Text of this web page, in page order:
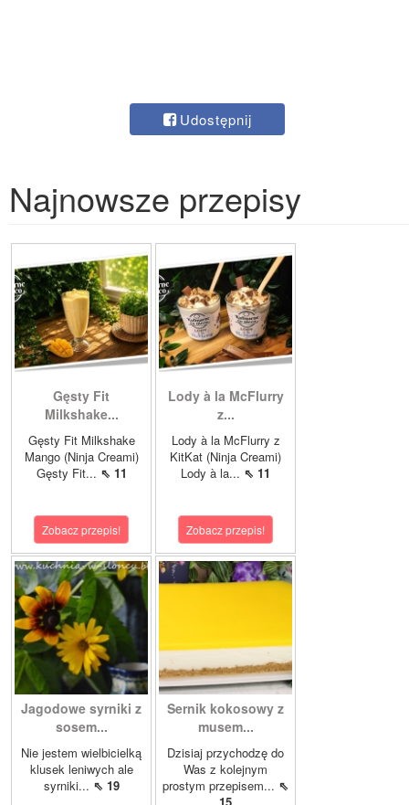
Udostępnij
Najnowsze przepisy
Gęsty Fit
Milkshake...
Gęsty Fit Milkshake
Mango (Ninja Creami)
Gęsty Fit... ⇖ 11
Zobacz przepis!
Lody à la McFlurry
z...
Lody à la McFlurry z
KitKat (Ninja Creami)
Lody à la... ⇖ 11
Zobacz przepis!
Jagodowe syrniki z
sosem...
Nie jestem wielbicielką
klusek leniwych ale
syrniki... ⇖ 19
Sernik kokosowy z
musem...
Dzisiaj przychodzę do
Was z kolejnym
prostym przepisem... ⇖